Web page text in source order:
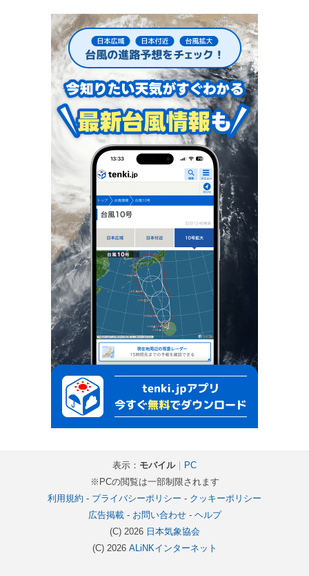
表示： モバイル｜
PC
※PCの閲覧は一部制限されます
利用規約 - プライバシーポリシー - クッキーポリシー
広告掲載- お問い合わせ- ヘルプ
(C) 2026 日本気象協会
(C) 2026 ALiNKインターネット